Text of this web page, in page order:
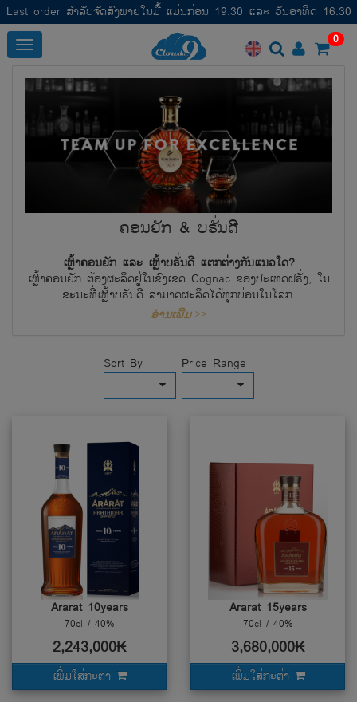
Last order ສໍາລັບຈັດສົ່ງພາຍໃນມື້ ແມ່ນກ່ອນ 19:30 ແລະ ວັນອາທິດ 16:30
Toggle
0
ຄອນຍັກ & ບຣັ່ນດີ
ເຫຼົ້າຄອນຍັກ ແລະ ເຫຼົ້າບຣັ່ນດີ ແຕກຕ່າງກັນແນວໃດ?
ເຫຼົ້າຄອນຍັກ ຕ້ອງຜະລິດຢູ່ໃນຂົງເຂດ Cognac ຂອງປະເທດຝຣັ່ງ, ໃນ
ຂະນະທີ່ເຫຼົ້າບຣັ່ນດີ ສາມາດຜະລິດໄດ້ທຸກບ່ອນໃນໂລກ.
ອ່ານເພີ່ມ >>
Sort By
─────
Price Range
─────
Ararat 10years
70cl / 40%
2,243,000₭
ເພີ່ມໃສ່ກະຕ່າ
Ararat 15years
70cl / 40%
3,680,000₭
ເພີ່ມໃສ່ກະຕ່າ